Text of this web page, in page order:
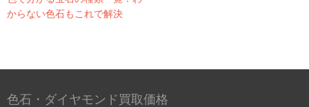
からない色石もこれで解決
色石・ダイヤモンド買取価格